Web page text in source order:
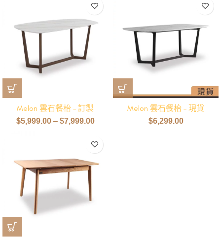
Melon 雲石餐枱 – 訂製
$5,999.00– $7,999.00
Melon 雲石餐枱 – 現貨
$6,299.00